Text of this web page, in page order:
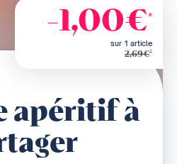
apéritif à
-1,00€*
sur 1 article
2,69€*